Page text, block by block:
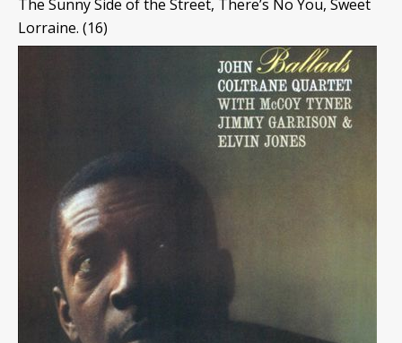
The Sunny Side of the Street, There’s No You, Sweet
Lorraine. (16)